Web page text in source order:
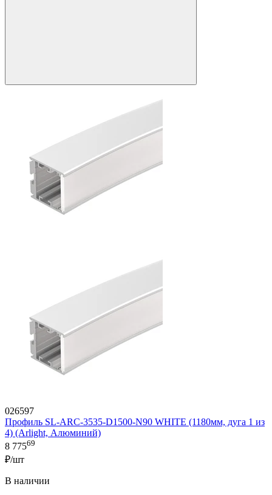
026597
Профиль SL-ARC-3535-D1500-N90 WHITE (1180мм, дуга 1 из
4) (Arlight, Алюминий)
8 77569
₽/шт
В наличии